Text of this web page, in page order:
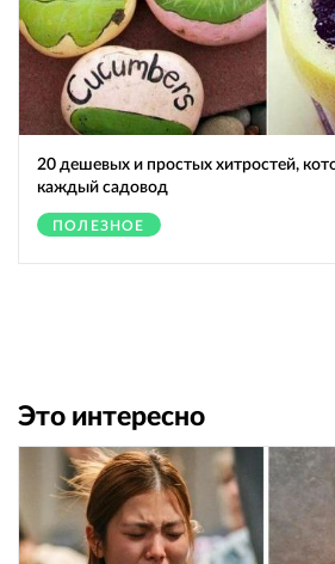
20 дешевых и простых хитростей,
каждый садовод
ПОЛЕЗНОЕ
Это интересно